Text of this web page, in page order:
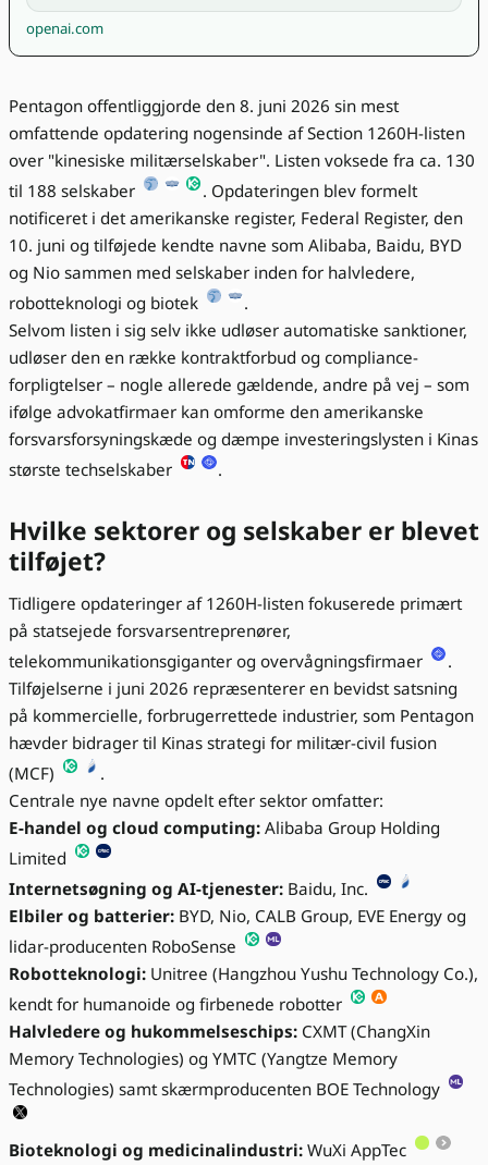
openai.com
Pentagon offentliggjorde den 8. juni 2026 sin mest
omfattende opdatering nogensinde af Section 1260H-listen
over "kinesiske militærselskaber". Listen voksede fra ca. 130
til 188 selskaber
. Opdateringen blev formelt
notificeret i det amerikanske register, Federal Register, den
10. juni og tilføjede kendte navne som Alibaba, Baidu, BYD
og Nio sammen med selskaber inden for halvledere,
robotteknologi og biotek
.
Selvom listen i sig selv ikke udløser automatiske sanktioner,
udløser den en række kontraktforbud og compliance-
forpligtelser – nogle allerede gældende, andre på vej – som
ifølge advokatfirmaer kan omforme den amerikanske
forsvarsforsyningskæde og dæmpe investeringslysten i Kinas
største techselskaber
.
Hvilke sektorer og selskaber er blevet
tilføjet?
Tidligere opdateringer af 1260H-listen fokuserede primært
på statsejede forsvarsentreprenører,
telekommunikationsgiganter og overvågningsfirmaer
.
Tilføjelserne i juni 2026 repræsenterer en bevidst satsning
på kommercielle, forbrugerrettede industrier, som Pentagon
hævder bidrager til Kinas strategi for militær-civil fusion
(MCF)
.
Centrale nye navne opdelt efter sektor omfatter:
E-handel og cloud computing: Alibaba Group Holding
Limited
Internetsøgning og AI-tjenester: Baidu, Inc.
Elbiler og batterier: BYD, Nio, CALB Group, EVE Energy og
lidar-producenten RoboSense
Robotteknologi: Unitree (Hangzhou Yushu Technology Co.),
kendt for humanoide og firbenede robotter
Halvledere og hukommelseschips: CXMT (ChangXin
Memory Technologies) og YMTC (Yangtze Memory
Technologies) samt skærmproducenten BOE Technology
Bioteknologi og medicinalindustri: WuXi AppTec